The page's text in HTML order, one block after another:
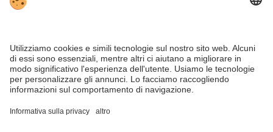
VIVODolomiti è il portale di viaggio per una vacanza in
montagna indimenticabile – con alloggi e offerte nelle
Dolomiti, Patrimonio Naturale dell’Umanità UNESCO.